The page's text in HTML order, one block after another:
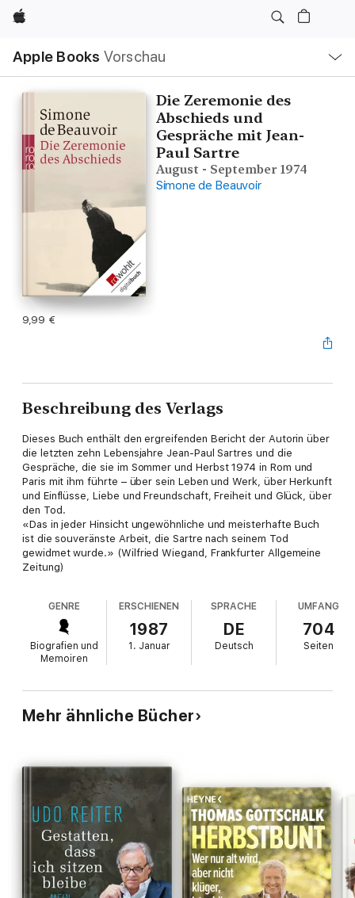
Apple
Apple Books Vorschau
Navigation
Menü
öffnen
Die Zeremonie des
Abschieds und
Gespräche mit Jean-
Paul Sartre
August - September 1974
Simone de Beauvoir
9,99 €
Beschreibung des Verlags
Dieses Buch enthält den ergreifenden Bericht der Autorin über
die letzten zehn Lebensjahre Jean-Paul Sartres und die
Gespräche, die sie im Sommer und Herbst 1974 in Rom und
Paris mit ihm führte – über sein Leben und Werk, über Herkunft
und Einflüsse, Liebe und Freundschaft, Freiheit und Glück, über
den Tod.
«Das in jeder Hinsicht ungewöhnliche und meisterhafte Buch
ist die souveränste Arbeit, die Sartre nach seinem Tod
gewidmet wurde.» (Wilfried Wiegand, Frankfurter Allgemeine
Zeitung)
GENRE
Biografien und
Memoiren
ERSCHIENEN
1987
1. Januar
SPRACHE
DE
Deutsch
UMFANG
704
Seiten
Mehr ähnliche Bücher